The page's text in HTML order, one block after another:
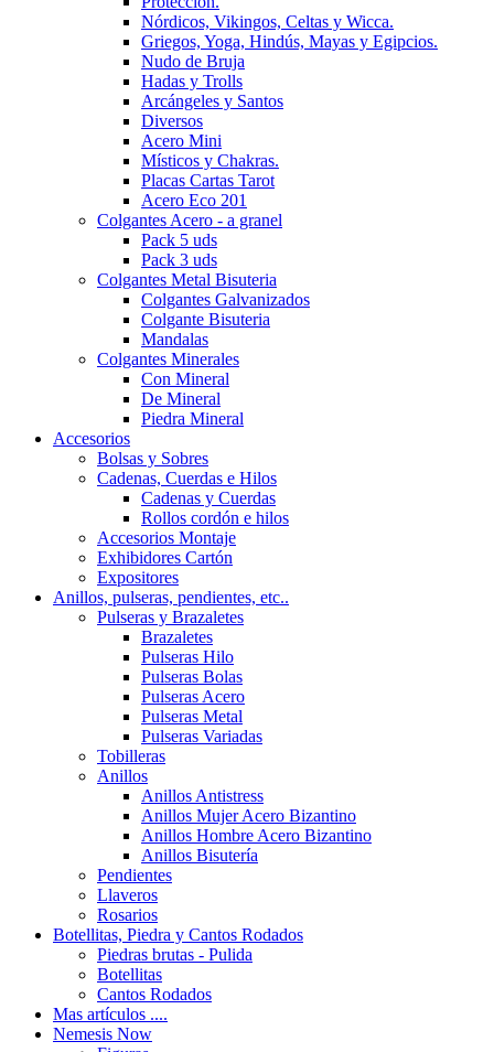
Nórdicos, Vikingos, Celtas y Wicca.
Griegos, Yoga, Hindús, Mayas y Egipcios.
Nudo de Bruja
Hadas y Trolls
Arcángeles y Santos
Diversos
Acero Mini
Místicos y Chakras.
Placas Cartas Tarot
Acero Eco 201
Colgantes Acero - a granel
Pack 5 uds
Pack 3 uds
Colgantes Metal Bisuteria
Colgantes Galvanizados
Colgante Bisuteria
Mandalas
Colgantes Minerales
Con Mineral
De Mineral
Piedra Mineral
Accesorios
Bolsas y Sobres
Cadenas, Cuerdas e Hilos
Cadenas y Cuerdas
Rollos cordón e hilos
Accesorios Montaje
Exhibidores Cartón
Expositores
Anillos, pulseras, pendientes, etc..
Pulseras y Brazaletes
Brazaletes
Pulseras Hilo
Pulseras Bolas
Pulseras Acero
Pulseras Metal
Pulseras Variadas
Tobilleras
Anillos
Anillos Antistress
Anillos Mujer Acero Bizantino
Anillos Hombre Acero Bizantino
Anillos Bisutería
Pendientes
Llaveros
Rosarios
Botellitas, Piedra y Cantos Rodados
Piedras brutas - Pulida
Botellitas
Cantos Rodados
Mas artículos ....
Nemesis Now